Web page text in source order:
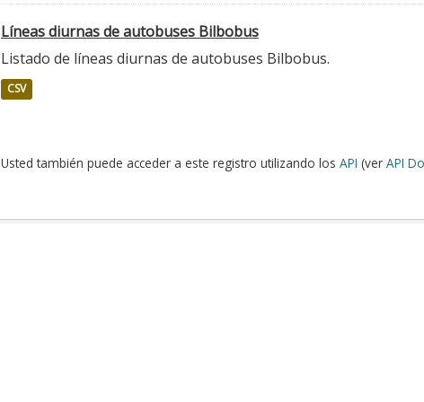
Líneas diurnas de autobuses Bilbobus
Listado de líneas diurnas de autobuses Bilbobus.
CSV
Usted también puede acceder a este registro utilizando los API (ver API